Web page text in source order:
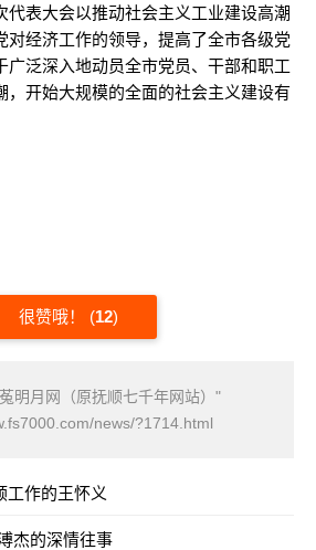
表大会以推动社会主义工业建设高潮
对经济工作的领导，提高了全市各级党
广泛深入地动员全市党员、干部和职工
，开始大规模的全面的社会主义建设有
很赞哦！ (12)
明月网（原抚顺七千年网站）"
news/?1714.html
工作的王怀义
杰的深情往事